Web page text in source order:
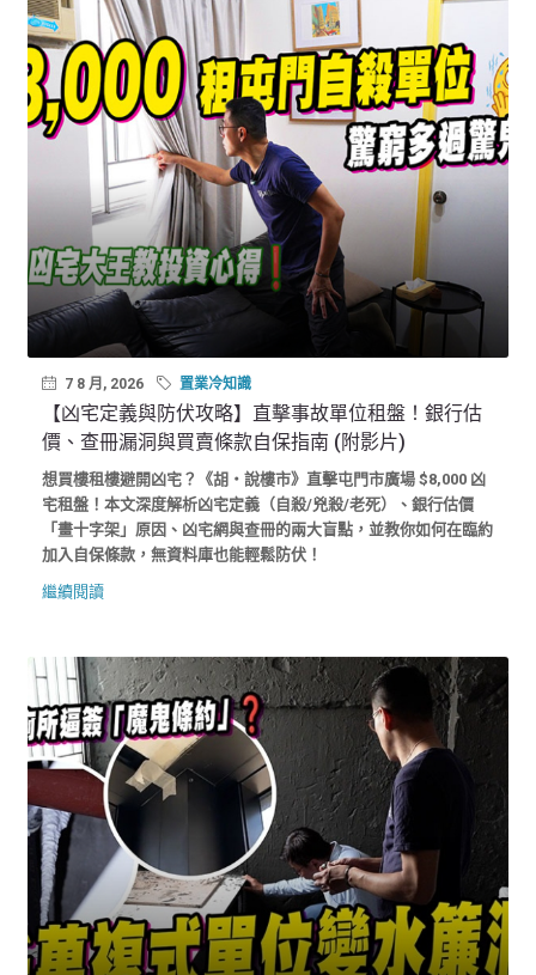
7 8 月, 2026 置業冷知識
【凶宅定義與防伏攻略】直擊事故單位租盤！銀行估
價、查冊漏洞與買賣條款自保指南 (附影片)
想買樓租樓避開凶宅？《胡‧說樓市》直擊屯門市廣場 $8,000 凶
宅租盤！本文深度解析凶宅定義（自殺/兇殺/老死）、銀行估價
「畫十字架」原因、凶宅網與查冊的兩大盲點，並教你如何在臨約
加入自保條款，無資料庫也能輕鬆防伏！
繼續閱讀